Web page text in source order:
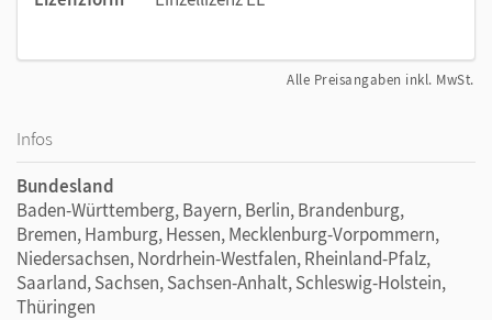
Alle Preisangaben inkl. MwSt.
Infos
Bundesland
Baden-Württemberg, Bayern, Berlin, Brandenburg,
Bremen, Hamburg, Hessen, Mecklenburg-Vorpommern,
Niedersachsen, Nordrhein-Westfalen, Rheinland-Pfalz,
Saarland, Sachsen, Sachsen-Anhalt, Schleswig-Holstein,
Thüringen